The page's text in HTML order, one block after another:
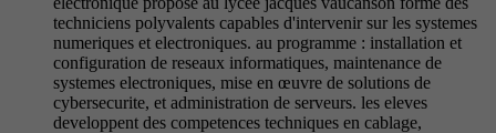
techniciens polyvalents capables d'intervenir sur les systemes
numeriques et electroniques. au programme : installation et
configuration de reseaux informatiques, maintenance de
systemes electroniques, mise en œuvre de solutions de
cybersecurite, et administration de serveurs. les eleves
developpent des competences techniques en cablage,